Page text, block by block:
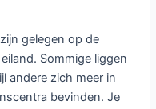
gelegen op de
Sommige liggen
andere zich meer in
bevinden. Je